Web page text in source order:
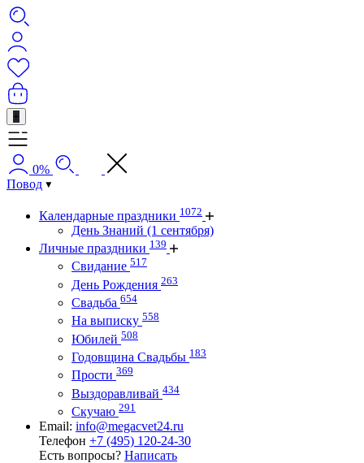
+
0%
Повод
Календарные праздники 1072
День Знаний (1 сентября)
Личные праздники 139
Свидание 517
День Рождения 263
Свадьба 654
На выписку 558
Юбилей 508
Годовщина Свадьбы 183
Прости 369
Выздоравливай 434
Скучаю 291
Email: info@megacvet24.ru
Телефон +7 (495) 120-24-30
Есть вопросы? Написать